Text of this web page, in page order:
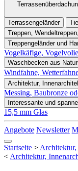
Terrassengeländer
Treppen,
Treppengeländer und
Vogelkäfige,
Waschbecken aus
Windfahne,
Architektur,
Messing, Baubronze
Interessante und
15,5 mm Glas
Angebote Newsletter
Startseite >
< Architektur,